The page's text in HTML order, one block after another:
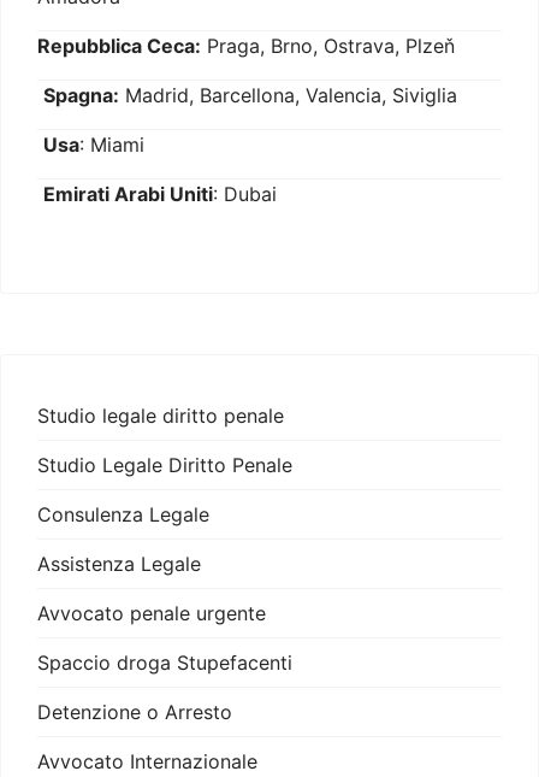
Repubblica Ceca: Praga, Brno, Ostrava, Plzeň
Spagna: Madrid, Barcellona, Valencia, Siviglia
Usa: Miami
Emirati Arabi Uniti: Dubai
Studio legale diritto penale
Studio Legale Diritto Penale
Consulenza Legale
Assistenza Legale
Avvocato penale urgente
Spaccio droga Stupefacenti
Detenzione o Arresto
Avvocato Internazionale